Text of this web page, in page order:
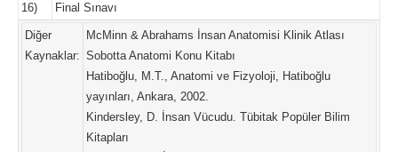
16)
Final Sınavı
Diğer
Kaynaklar:
McMinn & Abrahams İnsan Anatomisi Klinik Atlası
Sobotta Anatomi Konu Kitabı
Hatiboğlu, M.T., Anatomi ve Fizyoloji, Hatiboğlu
yayınları, Ankara, 2002.
Kindersley, D. İnsan Vücudu. Tübitak Popüler Bilim
Kitapları